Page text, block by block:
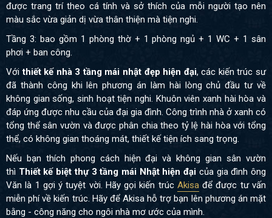
được trang trí theo cá tính và sở thích của mỗi người tạo nên
màu sắc vừa giản dị vừa thân thiện mà tiện nghi.
Tầng 3: bao gồm 1 phòng thờ + 1 phòng ngủ + 1 WC + 1 sân
phơi + ban công.
Vớithiết kế nhà 3 tầng mái nhật đẹp hiện đại, các kiến trúc sư
đã thành công khi lên phương án làm hài lòng chủ đầu tư về
không gian sống, sinh hoạt tiện nghi. Khuôn viên xanh hài hòa và
đáp ứng được nhu cầu của đại gia đình. Công trình nhà ở xanh có
tổng thể sân vườn và được phân chia theo tỷ lệ hài hòa với tổng
thể, có không gian thoáng mát, thiết kế tiện ích sang trọng.
Nếu bạn thích phong cách hiện đại và không gian sân vườn
thì Thiết kế biệt thự 3 tầng mái Nhật hiện đại của gia đình ông
Văn là 1 gợi ý tuyệt vời. Hãy gọi kiến trúc Akisađể được tư vấn
miễn phí về kiến trúc. Hãy để Akisa hỗ trợ bạn lên phương án mặt
bằng - công năng cho ngôi nhà mơ ước của mình.